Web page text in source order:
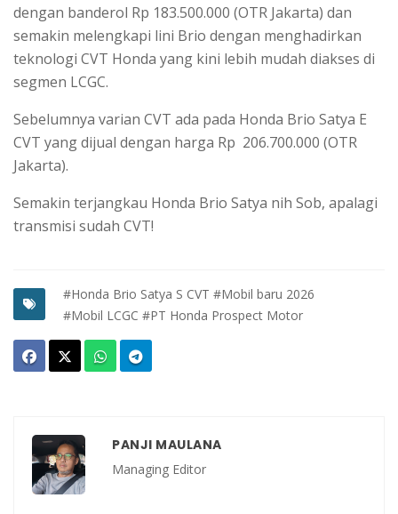
dengan banderol Rp 183.500.000 (OTR Jakarta) dan
semakin melengkapi lini Brio dengan menghadirkan
teknologi CVT Honda yang kini lebih mudah diakses di
segmen LCGC.
Sebelumnya varian CVT ada pada Honda Brio Satya E
CVT yang dijual dengan harga Rp 206.700.000 (OTR
Jakarta).
Semakin terjangkau Honda Brio Satya nih Sob, apalagi
transmisi sudah CVT!
#Honda Brio Satya S CVT #Mobil baru 2026
#Mobil LCGC #PT Honda Prospect Motor
PANJI MAULANA
Managing Editor